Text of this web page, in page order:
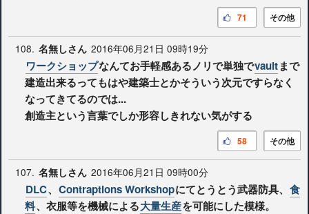
その他
71
108. 名無しさん 2016年06月21日 09時19分
ワークショップなんてお手軽感あるノリで単独でvaultまで
建造出来るってもはや建築士とかそういう次元ですらなく
なってきてるのでは...
創造主という言葉でしか形容しきれない気がする
その他
58
107. 名無しさん 2016年06月21日 09時00分
DLC、 Contraptions Workshopにてとうとう武器防具、 食
料、衣服等を機械による大量生産を可能にした模様。